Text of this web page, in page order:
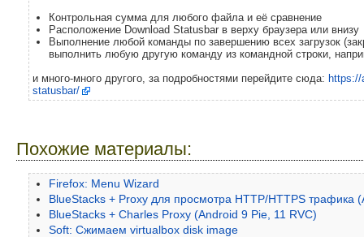
Контрольная сумма для любого файла и её сравнение
Расположение Download Statusbar в верху браузера или внизу
Выполнение любой команды по завершению всех загрузок
выполнить любую другую команду из командной строки,
и много-много другого, за подробностями перейдите сюда: https://
statusbar/
Похожие материалы:
Firefox: Menu Wizard
BlueStacks + Proxy для просмотра HTTP/HTTPS трафика
BlueStacks + Charles Proxy (Android 9 Pie, 11 RVC)
Soft: Сжимаем virtualbox disk image